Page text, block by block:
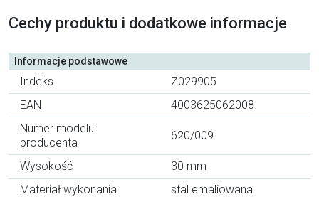
Cechy produktu i dodatkowe informacje
Informacje podstawowe
Indeks
Z029905
EAN
4003625062008
Numer modelu
producenta
620/009
Wysokość
30 mm
Materiał wykonania
stal emaliowana